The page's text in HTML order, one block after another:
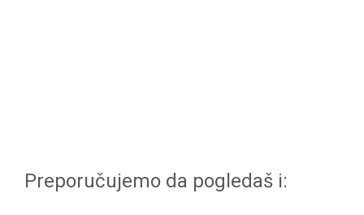
Preporučujemo da pogledaš i: